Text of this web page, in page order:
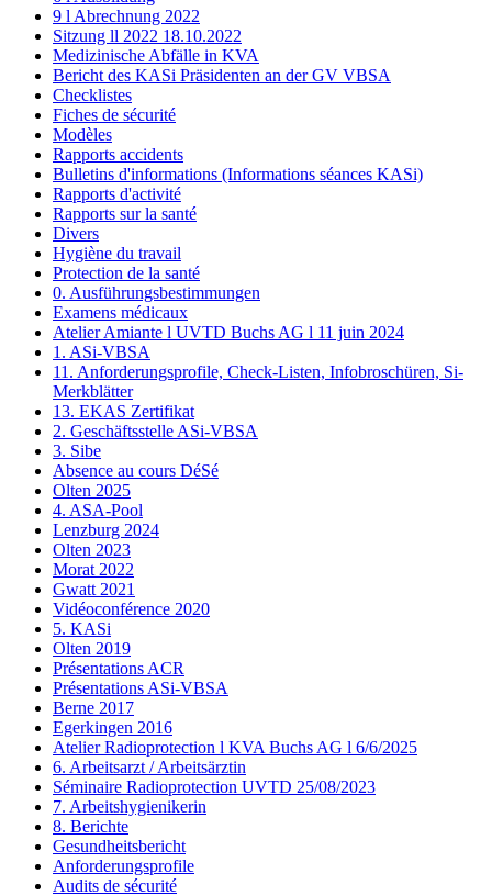
9 l Abrechnung 2022
Sitzung ll 2022 18.10.2022
Medizinische Abfälle in KVA
Bericht des KASi Präsidenten an der GV VBSA
Checklistes
Fiches de sécurité
Modèles
Rapports accidents
Bulletins d'informations (Informations séances KASi)
Rapports d'activité
Rapports sur la santé
Divers
Hygiène du travail
Protection de la santé
0. Ausführungsbestimmungen
Examens médicaux
Atelier Amiante l UVTD Buchs AG l 11 juin 2024
1. ASi-VBSA
11. Anforderungsprofile, Check-Listen, Infobroschüren, Si-
Merkblätter
13. EKAS Zertifikat
2. Geschäftsstelle ASi-VBSA
3. Sibe
Absence au cours DéSé
Olten 2025
4. ASA-Pool
Lenzburg 2024
Olten 2023
Morat 2022
Gwatt 2021
Vidéoconférence 2020
5. KASi
Olten 2019
Présentations ACR
Présentations ASi-VBSA
Berne 2017
Egerkingen 2016
Atelier Radioprotection l KVA Buchs AG l 6/6/2025
6. Arbeitsarzt / Arbeitsärztin
Séminaire Radioprotection UVTD 25/08/2023
7. Arbeitshygienikerin
8. Berichte
Gesundheitsbericht
Anforderungsprofile
Audits de sécurité